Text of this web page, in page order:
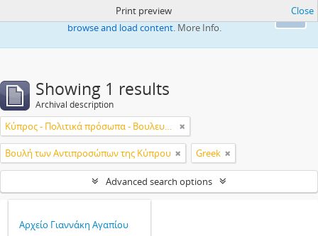
Ok
This website uses cookies to enhance your ability to
browse and load content. More Info.
Print preview Close
Showing 1 results
Archival description
Κύπρος - Πολιτικά πρόσωπα - Βουλευτές
Βουλή των Αντιπροσώπων της Κύπρου Greek
Advanced search options
Αρχείο Γιαννάκη Αγαπίου